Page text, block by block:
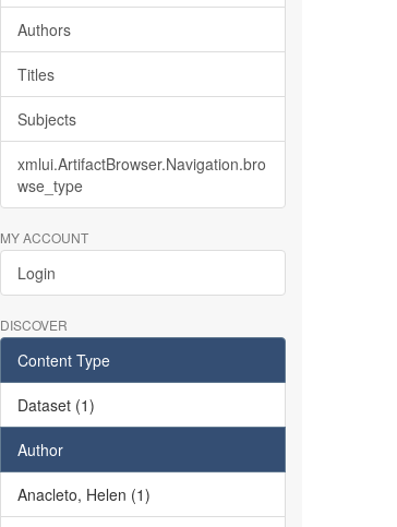
Authors
Titles
Subjects
xmlui.ArtifactBrowser.Navigation.bro
wse_type
MY ACCOUNT
Login
DISCOVER
Content Type
Dataset (1)
Author
Anacleto, Helen (1)